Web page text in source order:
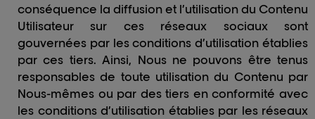
conséquence la diffusion et l’utilisation du Contenu
Utilisateur sur ces réseaux sociaux sont
gouvernées par les conditions d’utilisation établies
par ces tiers. Ainsi, Nous ne pouvons être tenus
responsables de toute utilisation du Contenu par
Nous-mêmes ou par des tiers en conformité avec
les conditions d’utilisation établies par les réseaux